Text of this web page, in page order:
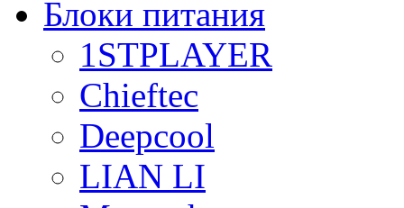
Блоки питания
1STPLAYER
Chieftec
Deepcool
LIAN LI